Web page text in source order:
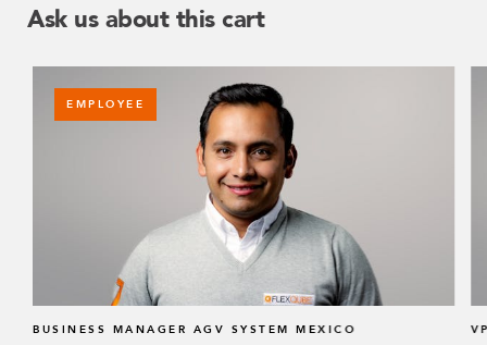
Ask us about this cart
EMPLOYEE
BUSINESS MANAGER AGV SYSTEM MEXICO